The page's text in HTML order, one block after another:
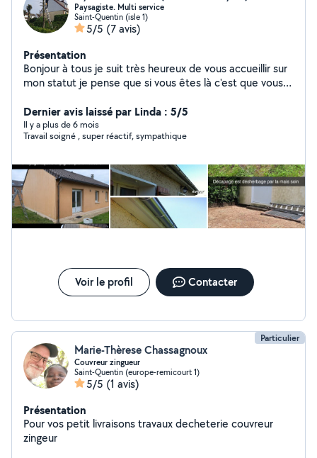
Paysagiste. Multi service
Saint-Quentin (isle 1)
5/5 (7 avis)
Présentation
Bonjour à tous je suit très heureux de vous accueillir sur
mon statut je pense que si vous êtes là c'est que vous
compétent est ne recule pas devant le travail je suit
paysagiste agréé pour tout taille haie arbuste abattage
élagage plantation désherbage tonte de pelouse ets..
dallage toiture avec karcher haut pression est produit
professionnelle hydrofuge est anti mousse. Je pense
que j'en est assez dit travail soigné est garanti avec
facture interviens en 24h appelles moi pour tout
demande merci à bientôt
Dernier avis laissé par Linda : 5/5
Il y a plus de 6 mois
Travail soigné , super réactif, sympathique
Voir le profil Contacter
Particulier
Marie-Thèrese Chassagnoux
Couvreur zingueur
Saint-Quentin (europe-remicourt 1)
5/5 (1 avis)
Présentation
Pour vos petit livraisons travaux decheterie couvreur
zingeur